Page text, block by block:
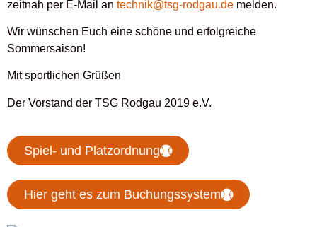
zeitnah per E-Mail an technik@tsg-rodgau.de melden.
Wir wünschen Euch eine schöne und erfolgreiche
Sommersaison!
Mit sportlichen Grüßen
Der Vorstand der TSG Rodgau 2019 e.V.
Spiel- und Platzordnung
Hier geht es zum Buchungssystem